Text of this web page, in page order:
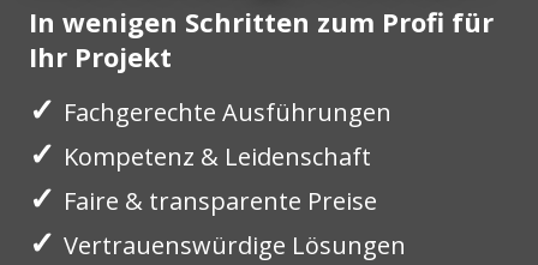
In wenigen Schritten zum Profi für
Ihr Projekt
✓ Fachgerechte Ausführungen
✓ Kompetenz & Leidenschaft
✓ Faire & transparente Preise
✓ Vertrauenswürdige Lösungen